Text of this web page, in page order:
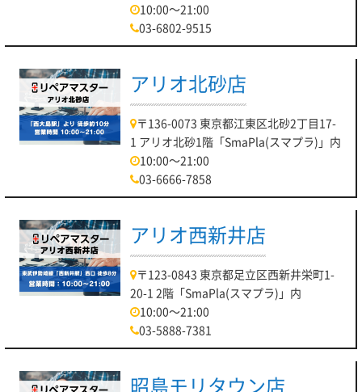
10:00～21:00
03-6802-9515
アリオ北砂店
〒136-0073 東京都江東区北砂2丁目17-
1 アリオ北砂1階「SmaPla(スマプラ)」内
10:00～21:00
03-6666-7858
アリオ西新井店
〒123-0843 東京都足立区西新井栄町1-
20-1 2階「SmaPla(スマプラ)」内
10:00～21:00
03-5888-7381
昭島モリタウン店